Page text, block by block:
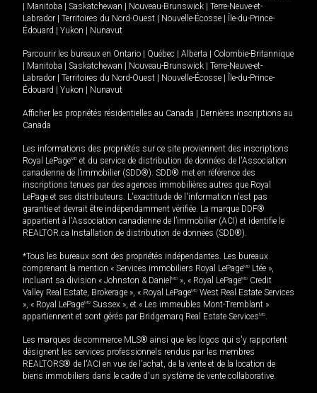
Manitoba Saskatchewan Nouveau-Brunswick
Terre-Neuve-et-
Labrador
Territoires du Nord-Ouest Nouvelle-Écosse
Île-du-Prince-
Édouard
Yukon Nunavut
Parcourir les bureaux en Ontario Québec Alberta
Colombie-Britannique
Manitoba Saskatchewan Nouveau-Brunswick
Terre-Neuve-et-
Labrador
Territoires du Nord-Ouest Nouvelle-Écosse
Île-du-Prince-
Édouard
Yukon Nunavut
Afficher les propriétés résidentielles au Canada
Dernières inscriptions au
Canada
Les informations des propriétés sur ce site proviennent des inscriptions
Royal LePageMD et du service de distribution de données de l'Association
canadienne de l’immobilier (SDD®). SDD® met en référence des
inscriptions tenues par des agences immobilières autres que Royal
LePage et ses distributeurs. L'exactitude de l'information n'est pas
garantie et devrait être indépendamment vérifiée. La marque DDF®
appartient à l'Association canadienne de l’immobilier (ACI) et identifie le
REALTOR.ca Installation de distribution de données (SDD®).
*Tous les bureaux sont des propriétés indépendantes. Les bureaux
comprenant la mention « Services immobiliers Royal LePageMD Ltée »,
incluant sa division « Johnston & Daniel MD », « Royal LePageMD Credit
Valley Real Estate, Brokerage », « Royal LePageMD West Real Estate Services
», « Royal LePageMD Sussex », et « Les immeubles Mont-Tremblant »
appartiennent et sont gérés par Bridgemarq Real Estate ServicesMD.
Les marques de commerce MLS® ainsi que les logos qui s'y rapportent
désignent les services professionnels rendus par les membres
REALTORS® de l'ACI en vue de l'achat, de la vente et de la location de
biens immobiliers dans le cadre d'un système de vente collaborative.